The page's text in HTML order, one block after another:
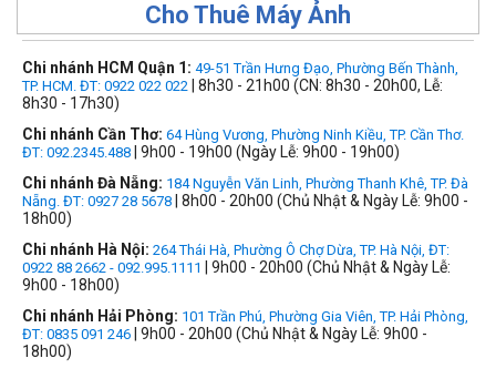
Cho Thuê Máy Ảnh
Chi nhánh HCM Quận 1: 49-51 Trần Hưng Đạo, Phường Bến Thành,
TP. HCM. ĐT: 0922 022 022 | 8h30 - 21h00 (CN: 8h30 - 20h00, Lễ:
8h30 - 17h30)
Chi nhánh Cần Thơ: 64 Hùng Vương, Phường Ninh Kiều, TP. Cần Thơ.
ĐT: 092.2345.488 | 9h00 - 19h00 (Ngày Lễ: 9h00 - 19h00)
Chi nhánh Đà Nẵng: 184 Nguyễn Văn Linh, Phường Thanh Khê, TP. Đà
Nẵng. ĐT: 0927 28 5678 | 8h00 - 20h00 (Chủ Nhật & Ngày Lễ: 9h00 -
18h00)
Chi nhánh Hà Nội: 264 Thái Hà, Phường Ô Chợ Dừa, TP. Hà Nội, ĐT:
0922 88 2662 - 092.995.1111
| 9h00 - 20h00 (Chủ Nhật & Ngày Lễ:
9h00 - 18h00)
Chi nhánh Hải Phòng: 101 Trần Phú, Phường Gia Viên, TP. Hải Phòng,
ĐT: 0835 091 246 | 9h00 - 20h00 (Chủ Nhật & Ngày Lễ: 9h00 -
18h00)